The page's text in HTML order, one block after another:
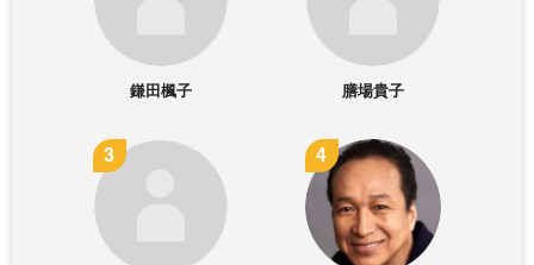
鎌田楓子 膳場貴子